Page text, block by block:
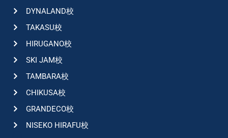
DYNALAND校
TAKASU校
HIRUGANO校
SKI JAM校
TAMBARA校
CHIKUSA校
GRANDECO校
NISEKO HIRAFU校